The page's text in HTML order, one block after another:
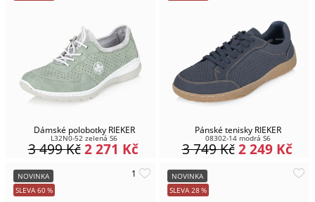
Dámské polobotky RIEKER
L32N0-52 zelená S6
2 271 Kč
3 499Kč
Pánské tenisky RIEKER
08302-14 modrá S6
2 249 Kč
3 749Kč
NOVINKA
SLEVA 60%
NOVINKA
SLEVA 28%